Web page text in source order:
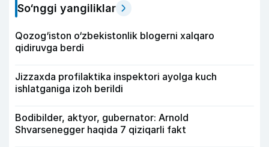
So‘nggi yangiliklar
Qozog‘iston o‘zbekistonlik blogerni xalqaro
qidiruvga berdi
Jizzaxda profilaktika inspektori ayolga kuch
ishlatganiga izoh berildi
Bodibilder, aktyor, gubernator: Arnold
Shvarsenegger haqida 7 qiziqarli fakt